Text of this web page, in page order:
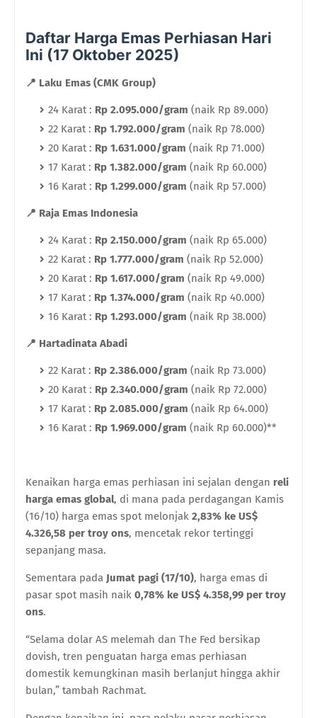
Daftar Harga Emas Perhiasan Hari
Ini (17 Oktober 2025)
📍 Laku Emas (CMK Group)
24 Karat : Rp 2.095.000/gram (naik Rp 89.000)
22 Karat : Rp 1.792.000/gram (naik Rp 78.000)
20 Karat : Rp 1.631.000/gram (naik Rp 71.000)
17 Karat : Rp 1.382.000/gram (naik Rp 60.000)
16 Karat : Rp 1.299.000/gram (naik Rp 57.000)
📍 Raja Emas Indonesia
24 Karat : Rp 2.150.000/gram (naik Rp 65.000)
22 Karat : Rp 1.777.000/gram (naik Rp 52.000)
20 Karat : Rp 1.617.000/gram (naik Rp 49.000)
17 Karat : Rp 1.374.000/gram (naik Rp 40.000)
16 Karat : Rp 1.293.000/gram (naik Rp 38.000)
📍 Hartadinata Abadi
22 Karat : Rp 2.386.000/gram (naik Rp 73.000)
20 Karat : Rp 2.340.000/gram (naik Rp 72.000)
17 Karat : Rp 2.085.000/gram (naik Rp 64.000)
16 Karat : Rp 1.969.000/gram (naik Rp 60.000)**
Kenaikan harga emas perhiasan ini sejalan dengan reli
harga emas global, di mana pada perdagangan Kamis
(16/10) harga emas spot melonjak 2,83% ke US$
4.326,58 per troy ons, mencetak rekor tertinggi
sepanjang masa.
Sementara pada Jumat pagi (17/10), harga emas di
pasar spot masih naik 0,78% ke US$ 4.358,99 per troy
ons.
“Selama dolar AS melemah dan The Fed bersikap
dovish, tren penguatan harga emas perhiasan
domestik kemungkinan masih berlanjut hingga akhir
bulan,” tambah Rachmat.